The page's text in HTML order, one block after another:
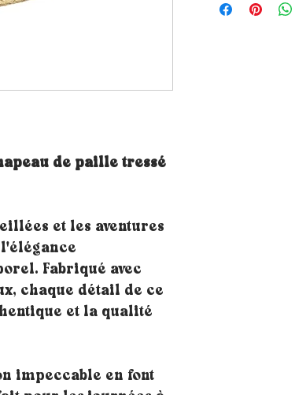
de paille tressé
et les aventures
Fabriqué avec
chaque détail de ce
et la qualité
impeccable en font